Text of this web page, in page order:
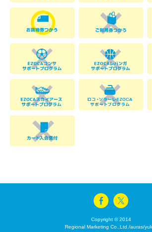
Copyright © 2014
Regional Marketing Co.,Ltd./auras/